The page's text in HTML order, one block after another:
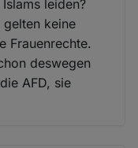
leiden?
keine
Frauenrechte.
deswegen
AFD, sie